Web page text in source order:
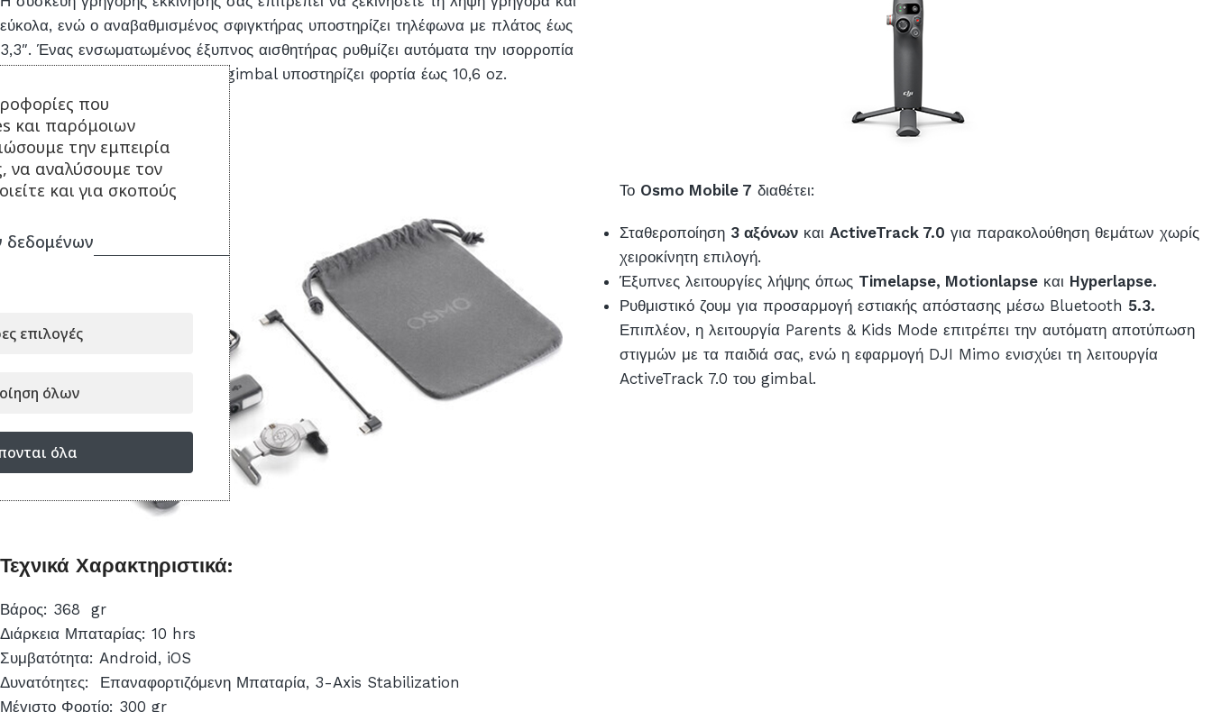
εύκολα, ενώ ο αναβαθμισμένος σφιγκτήρας υποστηρίζει τηλέφωνα με πλάτος έως
3,3″. Ένας ενσωματωμένος έξυπνος αισθητήρας ρυθμίζει αυτόματα την ισορροπία
για βέλτιστη σταθεροποίηση. Το gimbal υποστηρίζει φορτία έως 10,6 oz.
Το Osmo Mobile 7 διαθέτει:
Σταθεροποίηση 3 αξόνων και ActiveTrack 7.0 για παρακολούθηση θεμάτων χωρίς
χειροκίνητη επιλογή.
Έξυπνες λειτουργίες λήψης όπως Timelapse, Motionlapse και Hyperlapse.
Ρυθμιστικό ζουμ για προσαρμογή εστιακής απόστασης μέσω Bluetooth 5.3.
Επιπλέον, η λειτουργία Parents & Kids Mode επιτρέπει την αυτόματη αποτύπωση
στιγμών με τα παιδιά σας, ενώ η εφαρμογή DJI Mimo ενισχύει τη λειτουργία
ActiveTrack 7.0 του gimbal.
Τεχνικά Χαρακτηριστικά:
Βάρος: 368 gr
Διάρκεια Μπαταρίας: 10 hrs
Συμβατότητα: Android, iOS
Δυνατότητες: Επαναφορτιζόμενη Μπαταρία, 3-Axis Stabilization
Μέγιστο Φορτίο: 300 gr
που
και παρόμοιων
την εμπειρία
να αναλύσουμε τον
και για σκοπούς
επιλογές
όλων
όλα